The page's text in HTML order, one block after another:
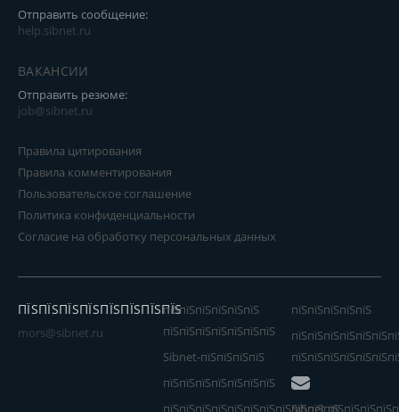
Отправить сообщение:
help.sibnet.ru
ВАКАНСИИ
Отправить резюме:
job@sibnet.ru
Правила цитирования
Правила комментирования
Пользовательское соглашение
Политика конфиденциальности
Согласие на обработку персональных данных
ПЇЅПЇЅПЇЅПЇЅПЇЅПЇЅПЇЅПЇЅ
mors@sibnet.ru
пїЅпїЅпїЅпїЅпїЅпїЅ
пїЅпїЅпїЅпїЅпїЅпїЅпїЅ
Sibnet-пїЅпїЅпїЅпїЅ
пїЅпїЅпїЅпїЅпїЅ
пїЅпїЅпїЅпїЅпїЅпїЅпїЅ
пїЅпїЅпїЅпїЅпїЅпїЅпїЅпїЅпїЅпїЅпїЅ
Sibnet